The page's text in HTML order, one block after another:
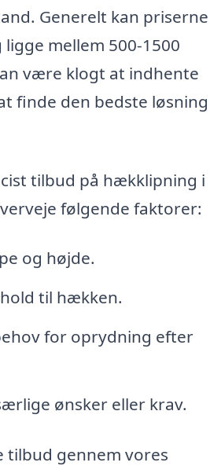
Generelt kan priserne
mellem 500-1500
være klogt at indhente
finde den bedste løsning
tilbud på hækklipning i
følgende faktorer:
og højde.
til hækken.
for oprydning efter
ønsker eller krav.
tilbud gennem vores